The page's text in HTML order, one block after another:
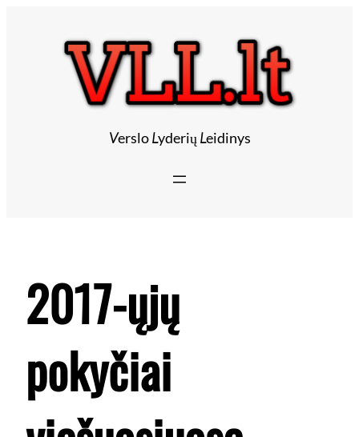
VersloLyderių Leidinys
2017-ųjų
pokyčiai